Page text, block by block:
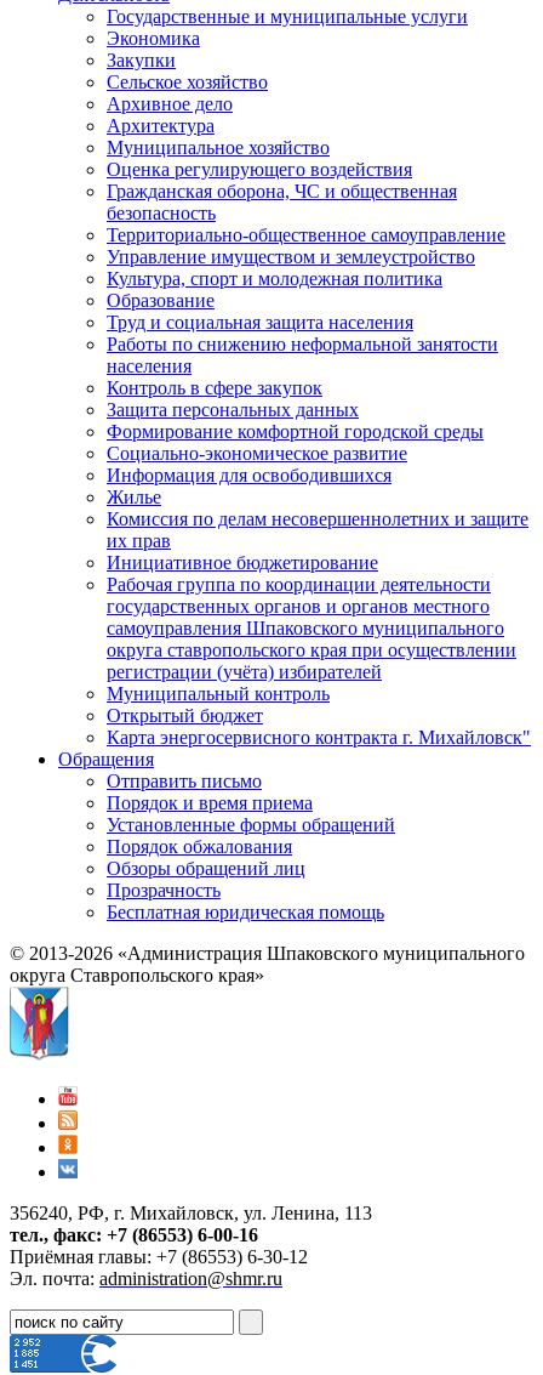
Государственные и муниципальные услуги
Экономика
Закупки
Сельское хозяйство
Архивное дело
Архитектура
Муниципальное хозяйство
Оценка регулирующего воздействия
Гражданская оборона, ЧС и общественная
безопасность
Территориально-общественное самоуправление
Управление имуществом и землеустройство
Культура, спорт и молодежная политика
Образование
Труд и социальная защита населения
Работы по снижению неформальной занятости
населения
Контроль в сфере закупок
Защита персональных данных
Формирование комфортной городской среды
Социально-экономическое развитие
Информация для освободившихся
Жилье
Комиссия по делам несовершеннолетних и защите
их прав
Инициативное бюджетирование
Рабочая группа по координации деятельности
государственных органов и органов местного
самоуправления Шпаковского муниципального
округа ставропольского края при осуществлении
регистрации (учёта) избирателей
Муниципальный контроль
Открытый бюджет
Карта энергосервисного контракта г. Михайловск"
Обращения
Отправить письмо
Порядок и время приема
Установленные формы обращений
Порядок обжалования
Обзоры обращений лиц
Прозрачность
Бесплатная юридическая помощь
© 2013-2026 «Администрация Шпаковского муниципального
округа Ставропольского края»
356240, РФ, г. Михайловск, ул. Ленина, 113
тел., факс: +7 (86553) 6-00-16
Приёмная главы: +7 (86553) 6-30-12
Эл. почта: administration@shmr.ru